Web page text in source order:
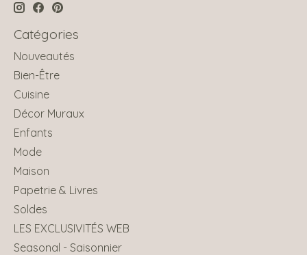
Catégories
Nouveautés
Bien-Être
Cuisine
Décor Muraux
Enfants
Mode
Maison
Papetrie & Livres
Soldes
LES EXCLUSIVITÉS WEB
Seasonal - Saisonnier